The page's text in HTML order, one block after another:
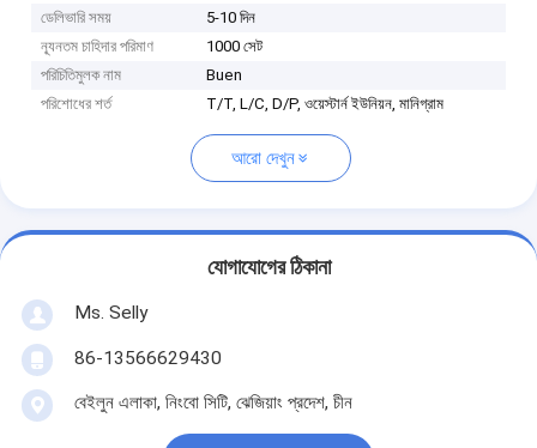
ডেলিভারি সময়
5-10 দিন
ন্যূনতম চাহিদার পরিমাণ
1000 সেট
পরিচিতিমুলক নাম
Buen
পরিশোধের শর্ত
T/T, L/C, D/P, ওয়েস্টার্ন ইউনিয়ন, মানিগ্রাম
আরো দেখুন
যোগাযোগের ঠিকানা
Ms. Selly
86-13566629430
বেইলুন এলাকা, নিংবো সিটি, ঝেজিয়াং প্রদেশ, চীন